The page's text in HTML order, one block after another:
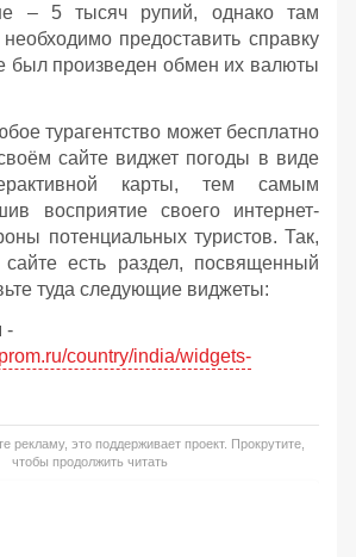
– 5 тысяч рупий, однако там
предоставить справку
был произведен обмен их валюты
турагентство может бесплатно
сайте виджет погоды в виде
карты, тем самым
восприятие своего интернет-
потенциальных туристов. Так,
есть раздел, посвященный
туда следующие виджеты:
-
country/india/widgets-
рекламу, это поддерживает проект. Прокрутите,
чтобы продолжить читать